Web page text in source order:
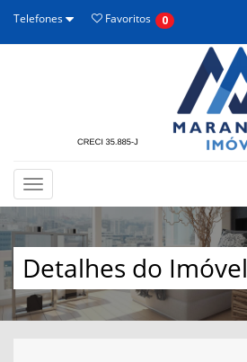
Telefones Favoritos 0
Toggle
navigation
Detalhes do Imóvel